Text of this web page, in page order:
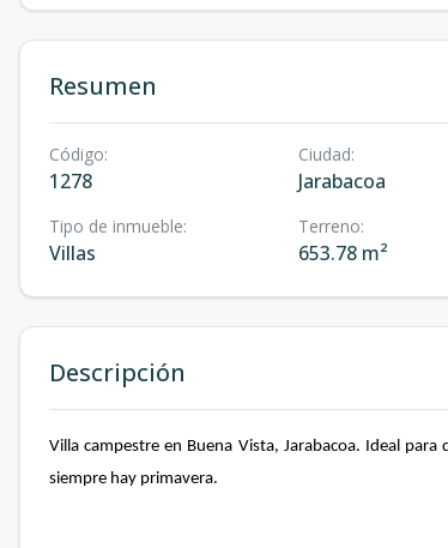
Resumen
Código:
1278
Ciudad:
Jarabacoa
Tipo de inmueble:
Villas
Terreno:
653.78 m²
Descripción
Villa campestre en Buena Vista, Jarabacoa. Ideal
siempre hay primavera.